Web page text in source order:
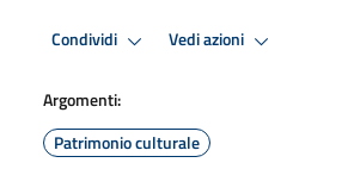
Condividi Vedi azioni
Argomenti:
Patrimonio culturale